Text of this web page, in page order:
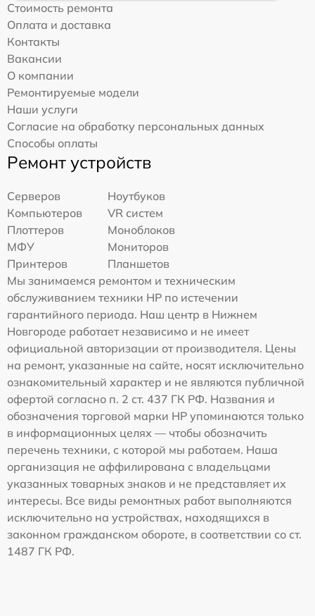
Стоимость ремонта
Оплата и доставка
Контакты
Вакансии
О компании
Ремонтируемые модели
Наши услуги
Согласие на обработку персональных данных
Способы оплаты
Ремонт устройств
Серверов
Ноутбуков
Компьютеров
VR систем
Плоттеров
Моноблоков
МФУ
Мониторов
Принтеров
Планшетов
Мы занимаемся ремонтом и техническим
обслуживанием техники HP по истечении
гарантийного периода. Наш центр в Нижнем
Новгороде работает независимо и не имеет
официальной авторизации от производителя. Цены
на ремонт, указанные на сайте, носят исключительно
ознакомительный характер и не являются публичной
офертой согласно п. 2 ст. 437 ГК РФ. Названия и
обозначения торговой марки HP упоминаются только
в информационных целях — чтобы обозначить
перечень техники, с которой мы работаем. Наша
организация не аффилирована с владельцами
указанных товарных знаков и не представляет их
интересы. Все виды ремонтных работ выполняются
исключительно на устройствах, находящихся в
законном гражданском обороте, в соответствии со ст.
1487 ГК РФ.